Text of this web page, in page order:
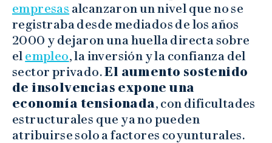
empresas alcanzaron un nivel que no se
registraba desde mediados de los años
2000 y dejaron una huella directa sobre
el empleo, la inversión y la confianza del
sector privado.El aumento sostenido
de insolvencias expone una
economía tensionada, con dificultades
estructurales que ya no pueden
atribuirse solo a factores coyunturales.